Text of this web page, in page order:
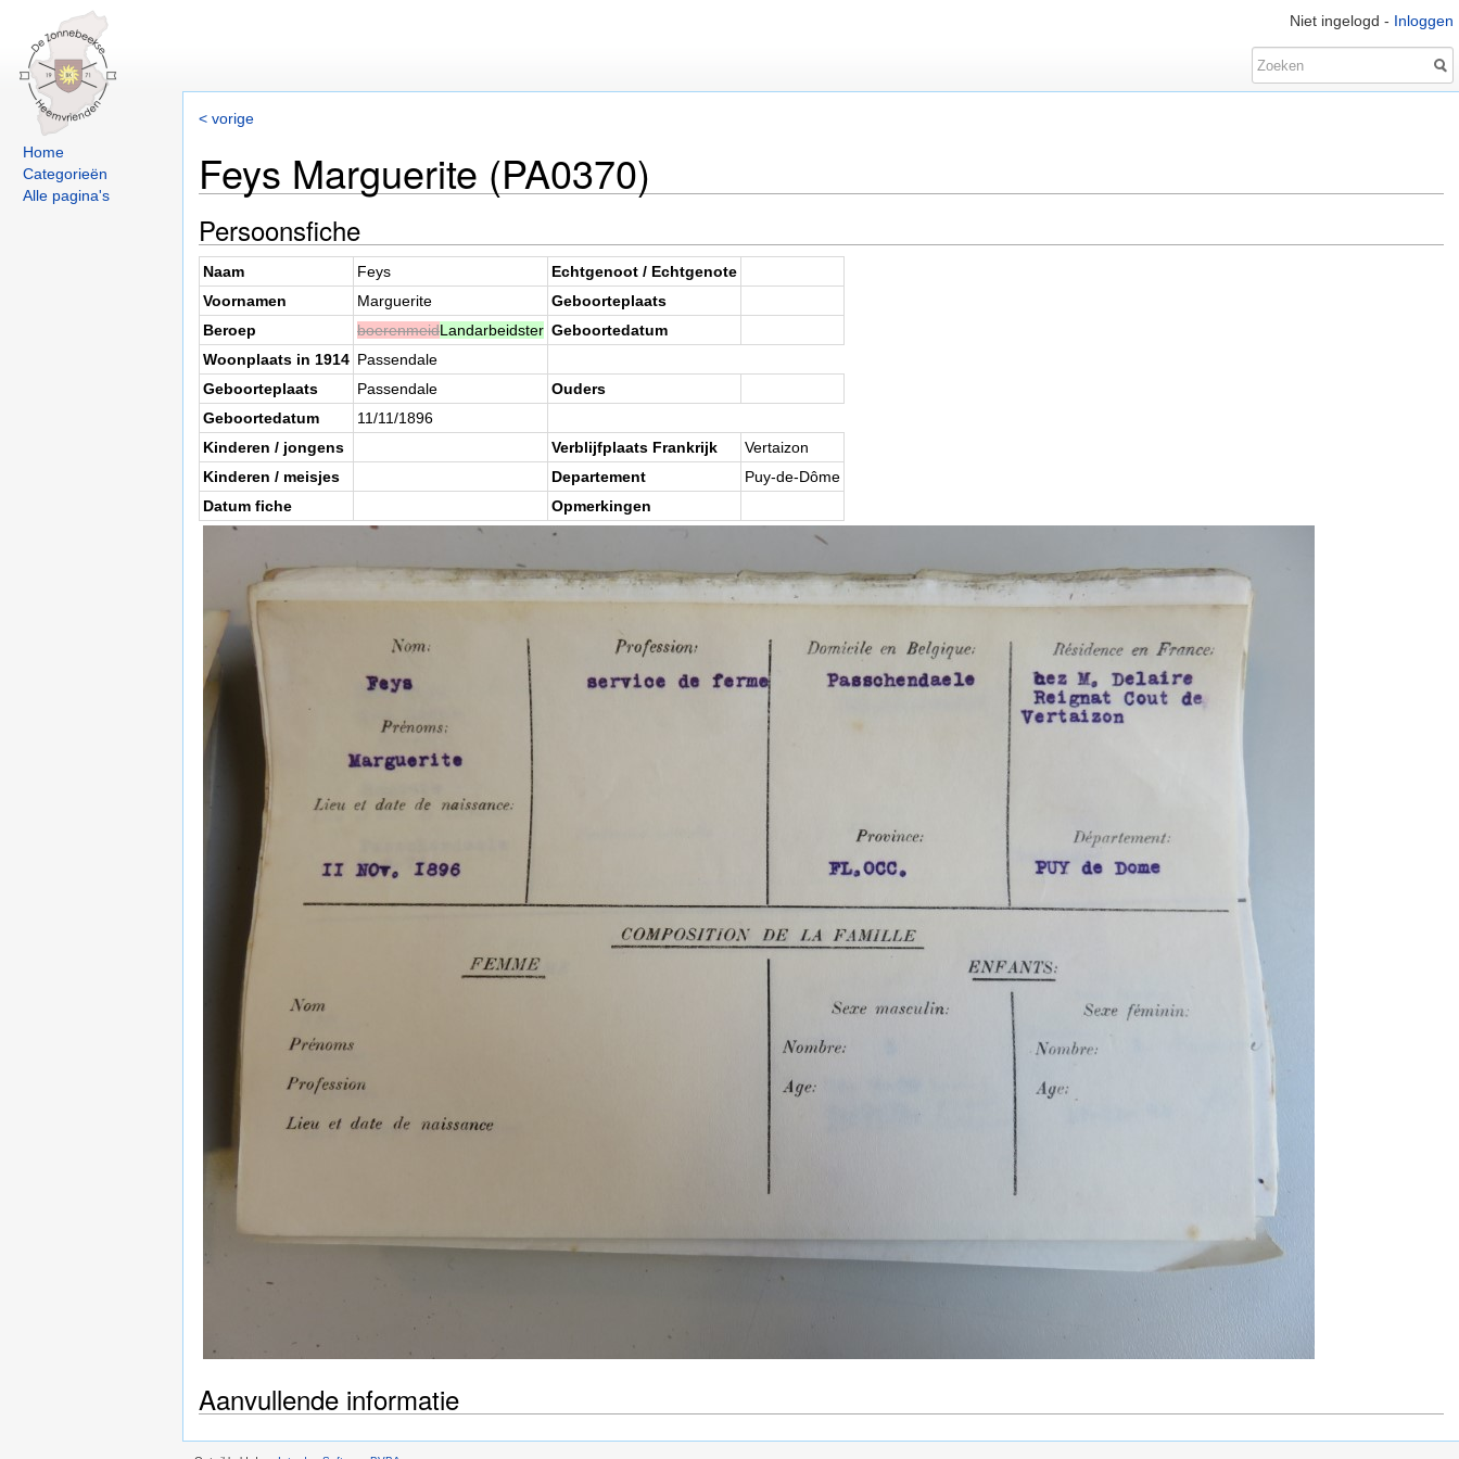
Niet ingelogd - Inloggen
Home
Categorieën
Alle pagina's
< vorige
Feys Marguerite (PA0370)
Persoonsfiche
Naam Feys
Echtgenoot / Echtgenote
Voornamen
Marguerite
Geboorteplaats
Beroep
boerenmeidLandarbeidster Geboortedatum
Woonplaats in 1914 Passendale
Geboorteplaats
Passendale
Ouders
Geboortedatum
11/11/1896
Kinderen / jongens
Verblijfplaats Frankrijk
Vertaizon
Kinderen / meisjes
Departement
Puy-de-Dôme
Datum fiche
Opmerkingen
Aanvullende informatie